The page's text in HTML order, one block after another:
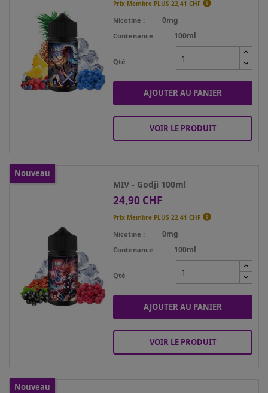
Prix Membre PLUS22,41 CHF 
Nicotine 0mg
Contenance 100ml
Qté
AJOUTER AU PANIER
VOIR LE PRODUIT
MIV - Godji 100ml
Prix
24,90 CHF
Prix Membre PLUS22,41 CHF 
Nicotine 0mg
Contenance 100ml
Qté
AJOUTER AU PANIER
VOIR LE PRODUIT
Nouveau
Nouveau